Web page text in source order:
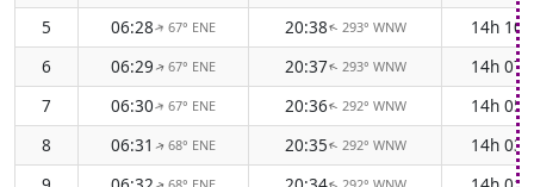
5
06:28↑67° ENE 20:38↑ 293° WNW
14h
6
06:29↑67° ENE 20:37↑ 293° WNW
14h
7
06:30↑67° ENE 20:36↑ 292° WNW
14h
8
06:31 ↑68° ENE 20:35↑ 292° WNW
14h